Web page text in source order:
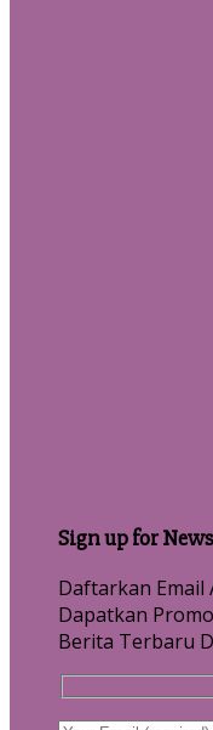
Sign up for
Daftarkan Email
Dapatkan
Berita Terbaru